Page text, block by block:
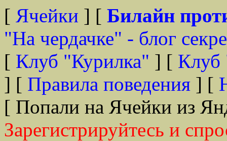
[ Ячейки ] [ Билайн
"На чердачке" - блог
[ Клуб "Курилка" ] [ Клуб
] [ Правила поведения ] [
[ Попали на Ячейки из
Зарегистрируйтесь и